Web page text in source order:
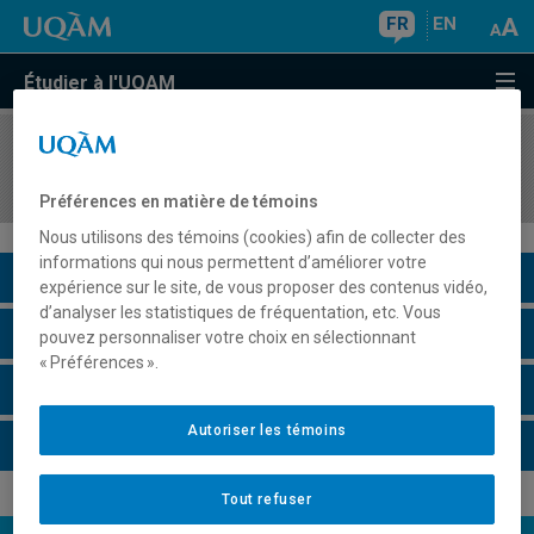
FR EN
Étudier à l'UQAM
COURS//
Description du cours
Horaire - Été 2026
Préférences en matière de témoins
Nous utilisons des témoins (cookies) afin de collecter des
informations qui nous permettent d’améliorer votre
expérience sur le site, de vous proposer des contenus vidéo,
d’analyser les statistiques de fréquentation, etc. Vous
pouvez personnaliser votre choix en sélectionnant
« Préférences ».
Tout refuser
Autoriser les témoins